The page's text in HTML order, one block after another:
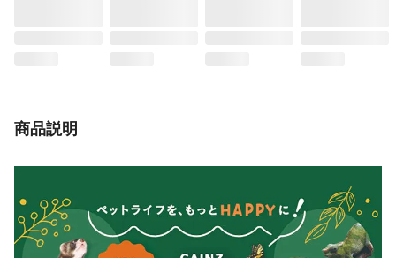
本体サイズ-幅(cm)
121.7
本体サイズ-奥行(cm)
本体重量(kg)
11.7kg
国
支柱・桟：アルミニウム合金 / キャスタ
ー：ポリウレタン / ガラス部分：強化ガラ
ス(厚み6mm) 日本製
メーカー名
ピカコーポレイション
商品説明